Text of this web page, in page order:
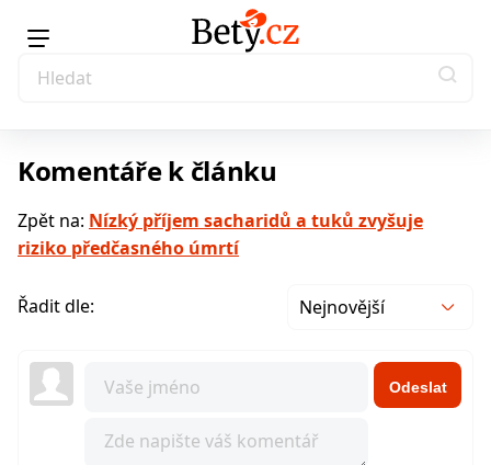
Komentáře k článku
Zpět na: Nízký příjem sacharidů a tuků zvyšuje
riziko předčasného úmrtí
Řadit dle: Nejnovější
Odeslat